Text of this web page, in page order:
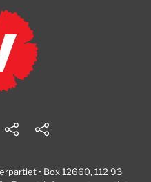
• Box 12660, 112 93